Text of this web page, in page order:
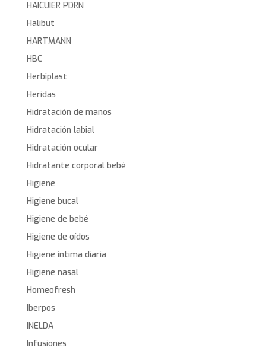
HAICUIER PDRN
Halibut
HARTMANN
HBC
Herbiplast
Heridas
Hidratación de manos
Hidratación labial
Hidratación ocular
Hidratante corporal bebé
Higiene
Higiene bucal
Higiene de bebé
Higiene de oídos
Higiene íntima diaria
Higiene nasal
Homeofresh
Iberpos
INELDA
Infusiones